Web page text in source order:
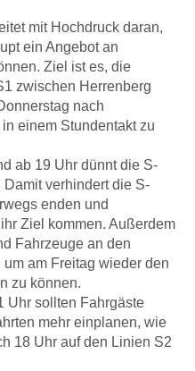
mit Hochdruck daran,
ein Angebot an
Ziel ist es, die
zwischen Herrenberg
nach
einem Stundentakt zu
ab 19 Uhr dünnt die S-
verhindert die S-
enden und
Ziel kommen. Außerdem
Fahrzeuge an den
am Freitag wieder den
zu können.
Uhr sollten Fahrgäste
mehr einplanen, wie
18 Uhr auf den Linien S2